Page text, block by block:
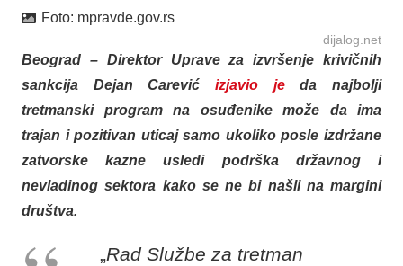
Foto: mpravde.gov.rs
dijalog.net
Beograd – Direktor Uprave za izvršenje krivičnih
sankcija Dejan Carević izjavio jeda najbolji
tretmanski program na osuđenike može da ima
trajan i pozitivan uticaj samo ukoliko posle izdržane
zatvorske kazne usledi podrška državnog i
nevladinog sektora kako se ne bi našli na margini
društva.
„Rad Službe za tretman